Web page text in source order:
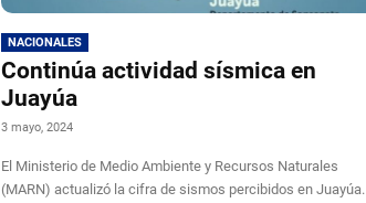
NACIONALES
Continúa actividad sísmica en
Juayúa
3 mayo, 2024
El Ministerio de Medio Ambiente y Recursos Naturales
(MARN) actualizó la cifra de sismos percibidos en Juayúa.